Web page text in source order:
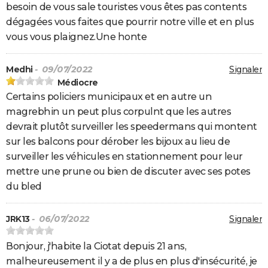
besoin de vous sale touristes vous êtes pas contents
dégagées vous faites que pourrir notre ville et en plus
vous vous plaignez.Une honte
Signaler
Medhi - 09/07/2022
Médiocre
Certains policiers municipaux et en autre un
magrebhin un peut plus corpulnt que les autres
devrait plutôt surveiller les speedermans qui montent
sur les balcons pour dérober les bijoux au lieu de
surveiller les véhicules en stationnement pour leur
mettre une prune ou bien de discuter avec ses potes
du bled
Signaler
JRK13 - 06/07/2022
Bonjour, j'habite la Ciotat depuis 21 ans,
malheureusement il y a de plus en plus d'insécurité, je